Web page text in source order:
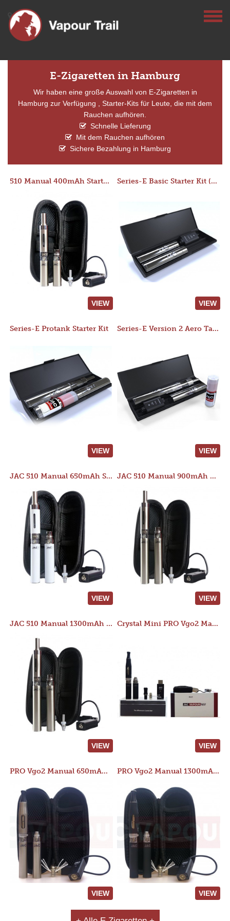
E-Zigaretten in Hamburg
Wir haben eine große Auswahl von E-Zigaretten in
Hamburg zur Verfügung , Starter-Kits für Leute, die mit dem
Rauchen aufhören.
Schnelle Lieferung
Mit dem Rauchen aufhören
Sichere Bezahlung in Hamburg
510 Manual 400mAh Starter Kit
VIEW
Series-E Basic Starter Kit (No Tank)
VIEW
Series-E Protank Starter Kit
VIEW
Series-E Version 2 Aero Tank Starter Kit
VIEW
JAC 510 Manual 650mAh Starter Kit
VIEW
JAC 510 Manual 900mAh Starter Kit
VIEW
JAC 510 Manual 1300mAh Starter Kit
VIEW
Crystal Mini PRO Vgo2 Manual 400mAh Kit
VIEW
PRO Vgo2 Manual 650mAh Kit
VIEW
PRO Vgo2 Manual 1300mAh Kit
VIEW